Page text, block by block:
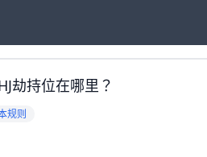
劫持位在哪里？
规则